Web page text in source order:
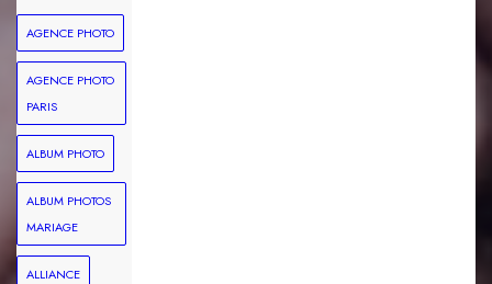
AGENCE PHOTO
AGENCE PHOTO
PARIS
ALBUM PHOTO
ALBUM PHOTOS
MARIAGE
ALLIANCE